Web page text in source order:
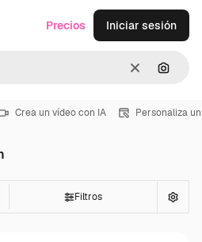
Borrar
Precios Iniciar sesión
Crea un vídeo con IA Personaliza
Filtros